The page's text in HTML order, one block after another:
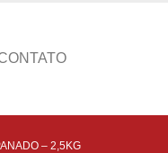
– 2,5KG